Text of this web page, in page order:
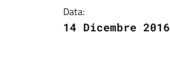
Data:
14 Dicembre 2016